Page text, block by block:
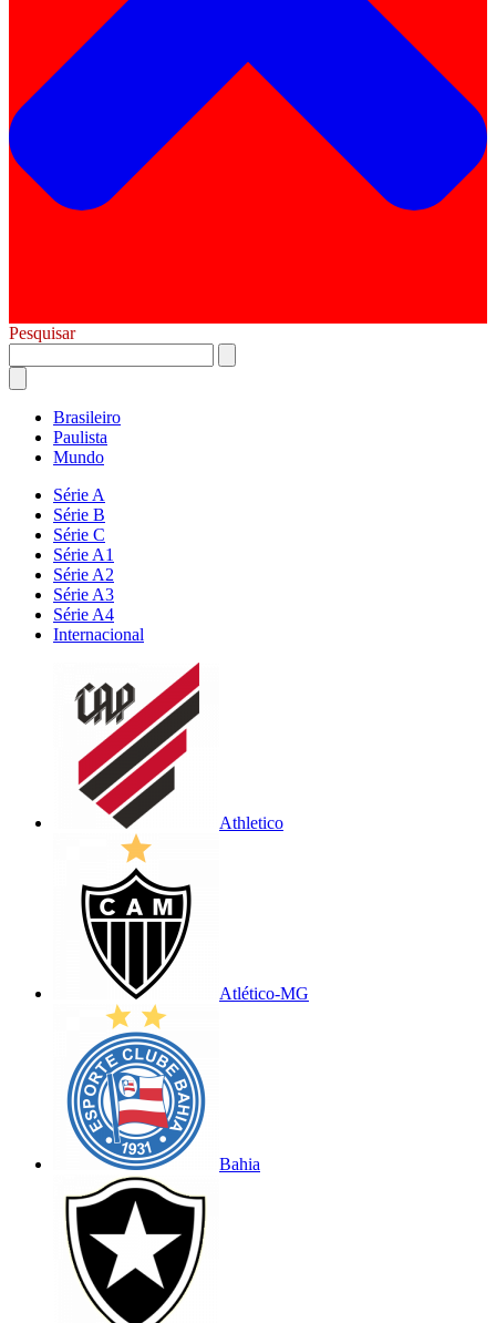
Pesquisar
Brasileiro
Paulista
Mundo
Série A
Série B
Série C
Série A1
Série A2
Série A3
Série A4
Internacional
Athletico
Atlético-MG
Bahia